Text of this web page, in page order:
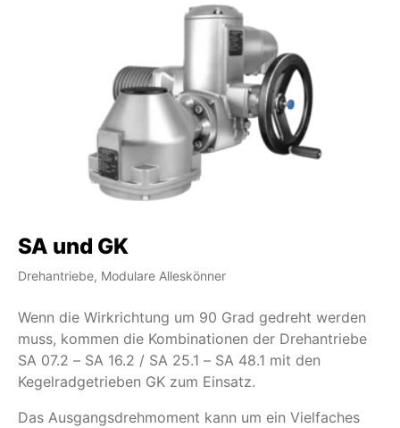
SA und GK
Drehantriebe, Modulare Alleskönner
Wenn die Wirkrichtung um 90 Grad gedreht werden
muss, kommen die Kombinationen der Drehantriebe
SA 07.2 – SA 16.2 / SA 25.1 – SA 48.1 mit den
Kegelradgetrieben GK zum Einsatz.
Das Ausgangsdrehmoment kann um ein Vielfaches